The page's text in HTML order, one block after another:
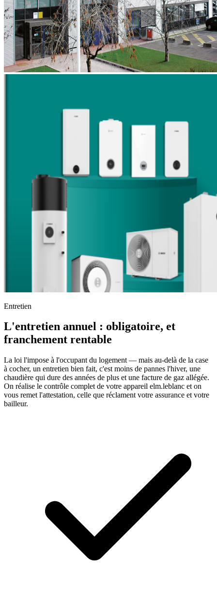
Entretien
L'entretien annuel : obligatoire, et
franchement rentable
La loi l'impose à l'occupant du logement — mais au-delà de la case
à cocher, un entretien bien fait, c'est moins de pannes l'hiver, une
chaudière qui dure des années de plus et une facture de gaz allégée.
On réalise le contrôle complet de votre appareil elm.leblanc et on
vous remet l'attestation, celle que réclament votre assurance et votre
bailleur.